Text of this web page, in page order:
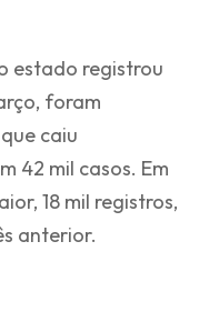
estado registrou
foram
caiu
42 mil casos. Em
18 mil registros,
anterior.